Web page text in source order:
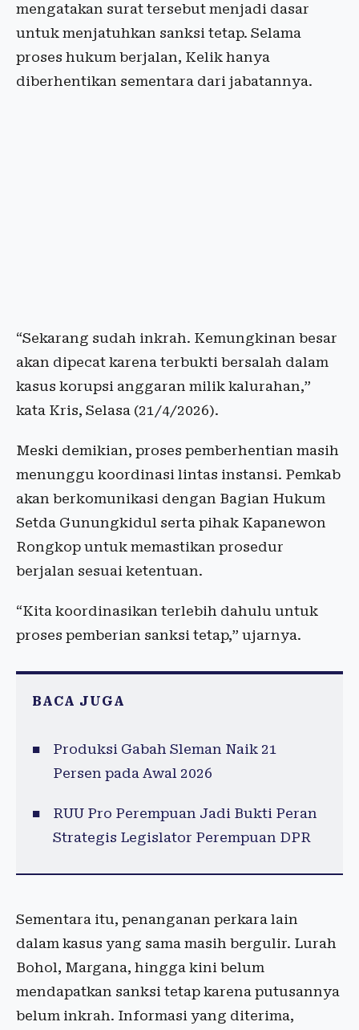
mengatakan surat tersebut menjadi dasar
untuk menjatuhkan sanksi tetap. Selama
proses hukum berjalan, Kelik hanya
diberhentikan sementara dari jabatannya.
“Sekarang sudah inkrah. Kemungkinan besar
akan dipecat karena terbukti bersalah dalam
kasus korupsi anggaran milik kalurahan,”
kata Kris, Selasa (21/4/2026).
Meski demikian, proses pemberhentian masih
menunggu koordinasi lintas instansi. Pemkab
akan berkomunikasi dengan Bagian Hukum
Setda Gunungkidul serta pihak Kapanewon
Rongkop untuk memastikan prosedur
berjalan sesuai ketentuan.
“Kita koordinasikan terlebih dahulu untuk
proses pemberian sanksi tetap,” ujarnya.
BACA JUGA
Produksi Gabah Sleman Naik 21
Persen pada Awal 2026
RUU Pro Perempuan Jadi Bukti Peran
Strategis Legislator Perempuan DPR
Sementara itu, penanganan perkara lain
dalam kasus yang sama masih bergulir. Lurah
Bohol, Margana, hingga kini belum
mendapatkan sanksi tetap karena putusannya
belum inkrah. Informasi yang diterima,